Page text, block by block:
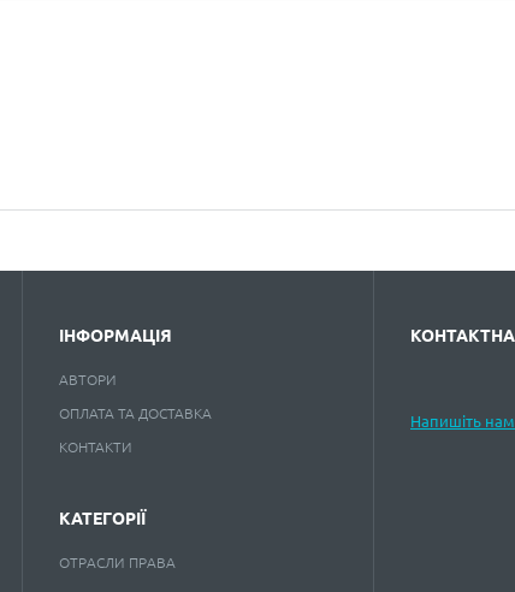
ІНФОРМАЦІЯ
АВТОРИ
ОПЛАТА ТА ДОСТАВКА
КОНТАКТИ
КАТЕГОРІЇ
ОТРАСЛИ ПРАВА
Напишіть нам